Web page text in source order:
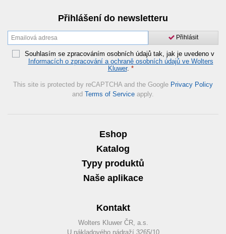
Přihlášení do newsletteru
Přihlásit
Souhlasím se zpracováním osobních údajů tak, jak je uvedeno v
Informacích o zpracování a ochraně osobních údajů ve Wolters
Kluwer. *
This site is protected by reCAPTCHA and the Google Privacy Policy
and Terms of Service apply.
Eshop
Katalog
Typy produktů
Naše aplikace
Kontakt
Wolters Kluwer ČR, a.s.
U nákladového nádraží 3265/10